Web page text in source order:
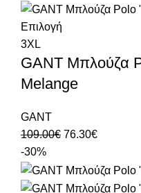
Επιλογή
3XL
GANT Μπλούζα
Melange
GANT
109.00€ 76.30€
-30%